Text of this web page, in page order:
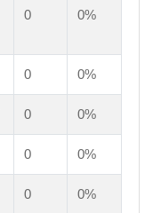
0 0%
0 0%
0 0%
0 0%
0 0%